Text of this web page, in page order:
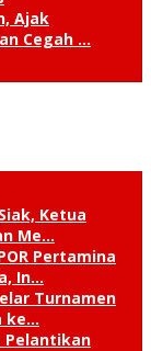
Ajak
Cegah …
Ketua
Me…
Pertamina
In…
Turnamen
ke…
Pelantikan